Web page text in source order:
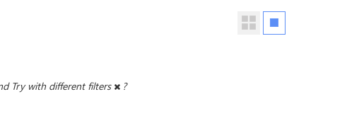
Try with different filters ?